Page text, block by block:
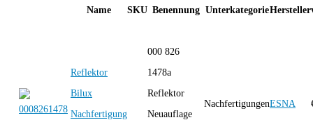
Name SKU Benennung UnterkategorieHersteller
Reflektor
Bilux
Nachfertigung
000 826
1478a
Reflektor
Neuauflage
NachfertigungenESNA